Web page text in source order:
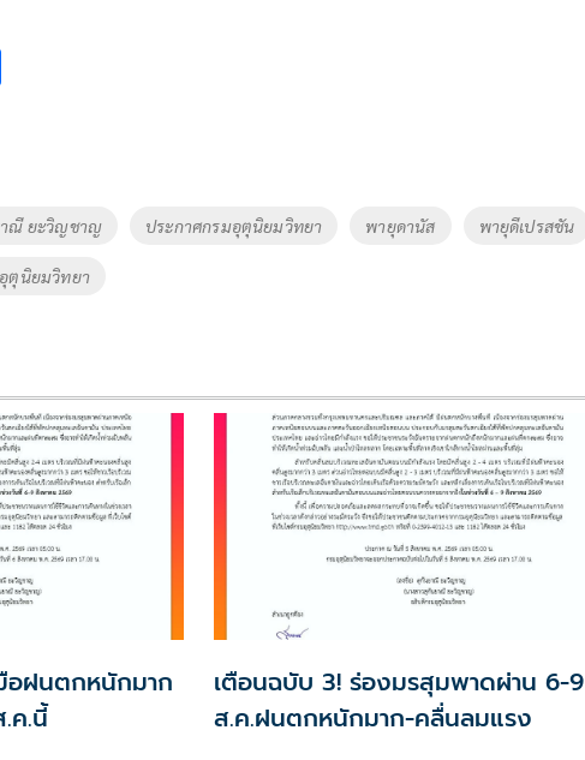
าณี ยะวิญชาญ ประกาศกรมอุตุนิยมวิทยา พายุดานัส พายุดีเปรสชัน
ตุนิยมวิทยา
ฝนตกหนักมาก
ค.นี้
เตือนฉบับ 3! ร่องมรสุมพาดผ่าน 6-9
ส.ค.ฝนตกหนักมาก-คลื่นลมแรง